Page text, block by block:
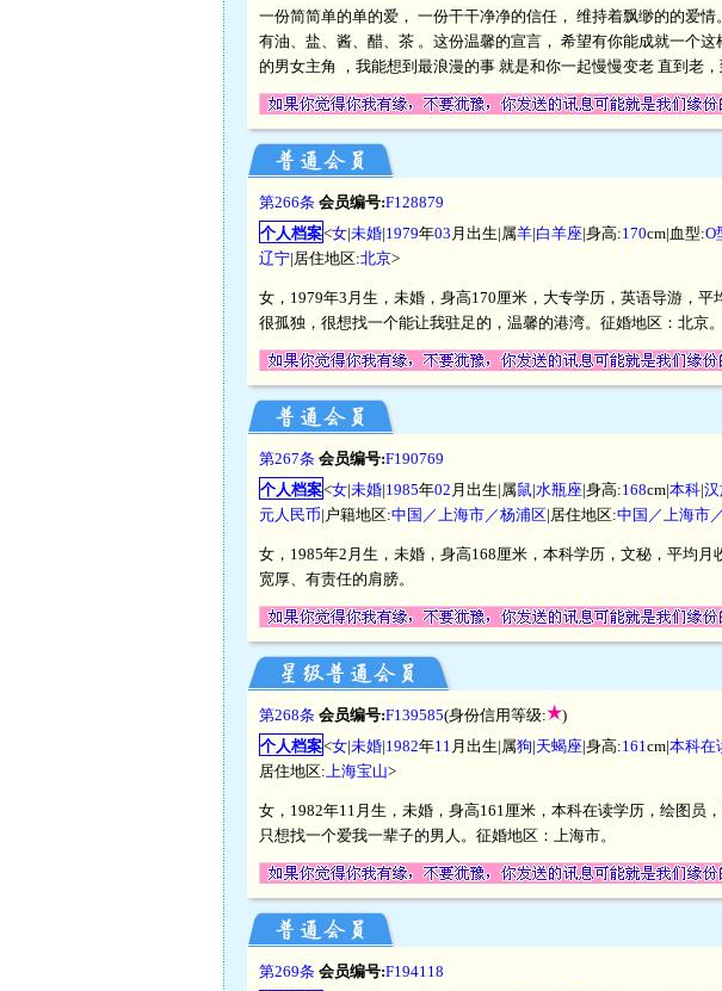
一份简简单的单的爱， 一份干干净净的信任， 维持着飘缈的的爱
有油、盐、酱、醋、茶 。这份温馨的宣言， 希望有你能成就一个
的男女主角 ，我能想到最浪漫的事 就是和你一起慢慢变老 直到老
第266条 会员编号:F128879
个人档案<女|未婚|1979年03 月出生|属羊|白羊座|身高:170cm|血型:O
辽宁|居住地区:北京>
女，1979年3月生，未婚，身高170厘米，大专学历，英语导游，
很孤独，很想找一个能让我驻足的，温馨的港湾。征婚地区：北京。
第267条 会员编号:F190769
个人档案<女|未婚|1985年02 月出生|属鼠|水瓶座|身高:168cm|本科|
元人民币|户籍地区:中国／上海市／杨浦区|居住地区:中国／上海市
女，1985年2月生，未婚，身高168厘米，本科学历，文秘，平
宽厚、有责任的肩膀。
第268条 会员编号:F139585(身份信用等级:
)
个人档案<女|未婚|1982年11 月出生|属狗|天蝎座|身高:161 cm|本科在
居住地区: 上海宝山>
女，1982年11月生，未婚，身高161厘米，本科在读学历，绘图员
只想找一个爱我一辈子的男人。征婚地区：上海市。
第269条 会员编号:F194118